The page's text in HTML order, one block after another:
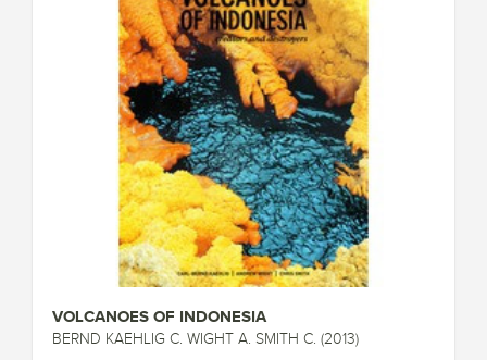
VOLCANOES OF INDONESIA
BERND KAEHLIG C. WIGHT A. SMITH C. (2013)